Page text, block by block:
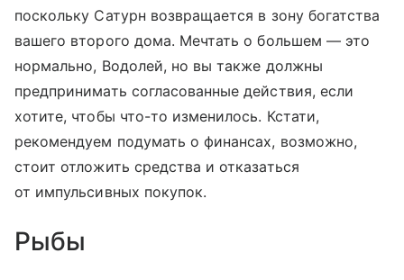
поскольку Сатурн возвращается в зону богатства
вашего второго дома. Мечтать о большем — это
нормально, Водолей, но вы также должны
предпринимать согласованные действия, если
хотите, чтобы что-то изменилось. Кстати,
рекомендуем подумать о финансах, возможно,
стоит отложить средства и отказаться
от импульсивных покупок.
Рыбы